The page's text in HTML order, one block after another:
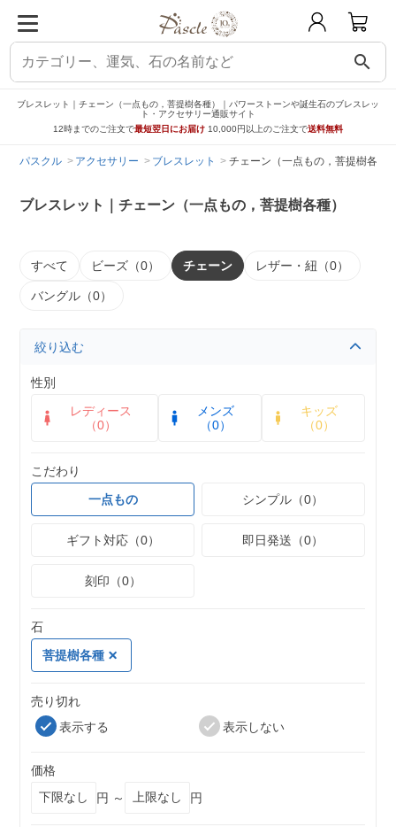
search
ブレスレット｜チェーン（一点もの，菩提樹各種）｜パワーストーンや誕生石のブレスレッ
ト・アクセサリー通販サイト
12時までのご注文で最短翌日にお届け 10,000円以上のご注文で送料無料
パスクル アクセサリー ブレスレット チェーン（一点もの，菩提樹各種
ブレスレット｜チェーン（一点もの，菩提樹各種）
すべて ビーズ（0） チェーン レザー・紐（0）
バングル（0）
絞り込む
性別
レディース
（0）
メンズ
（0）
キッズ
（0）
こだわり
一点もの
シンプル（0）
ギフト対応（0） 即日発送（0）
刻印（0）
石
菩提樹各種
売り切れ
表示する
表示しない
価格
円 ～
円